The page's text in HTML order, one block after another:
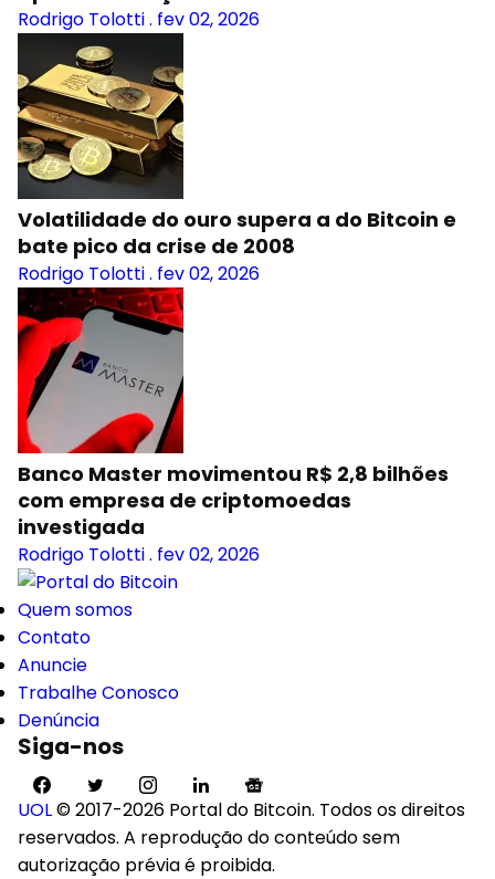
Rodrigo Tolotti. fev 02, 2026
Volatilidade do ouro supera a do Bitcoin e
bate pico da crise de 2008
Rodrigo Tolotti. fev 02, 2026
Banco Master movimentou R$ 2,8 bilhões
com empresa de criptomoedas
investigada
Rodrigo Tolotti. fev 02, 2026
Quem somos
Contato
Anuncie
Trabalhe Conosco
Denúncia
Siga-nos
UOL© 2017-2026 Portal do Bitcoin. Todos os direitos
reservados. A reprodução do conteúdo sem
autorização prévia é proibida.